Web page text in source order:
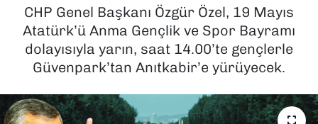
CHP Genel Başkanı Özgür Özel, 19 Mayıs
Atatürk’ü Anma Gençlik ve Spor Bayramı
dolayısıyla yarın, saat 14.00’te gençlerle
Güvenpark’tan Anıtkabir’e yürüyecek.
KÜLTÜR SANAT
MAGAZİN
SAĞLIK
Son Dakika Haberleri
Haber Arşivi